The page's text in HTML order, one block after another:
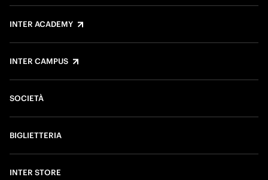
INTER ACADEMY
INTER CAMPUS
SOCIETÀ
BIGLIETTERIA
INTER STORE